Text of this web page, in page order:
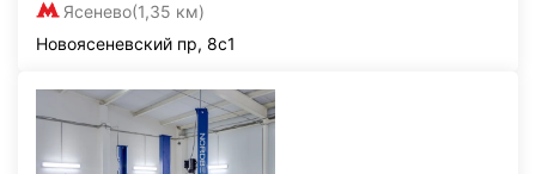
Ясенево(1,35 км)
Новоясеневский пр, 8с1